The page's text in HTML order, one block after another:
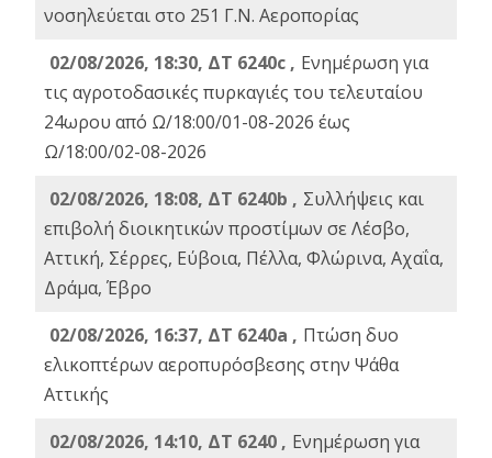
νοσηλεύεται στο 251 Γ.Ν. Αεροπορίας
02/08/2026, 18:30, ΔΤ 6240c , Ενημέρωση για
τις αγροτοδασικές πυρκαγιές του τελευταίου
24ωρου από Ω/18:00/01-08-2026 έως
Ω/18:00/02-08-2026
02/08/2026, 18:08, ΔΤ 6240b , Συλλήψεις και
επιβολή διοικητικών προστίμων σε Λέσβο,
Αττική, Σέρρες, Εύβοια, Πέλλα, Φλώρινα, Αχαΐα,
Δράμα, Έβρο
02/08/2026, 16:37, ΔΤ 6240a , Πτώση δυο
ελικοπτέρων αεροπυρόσβεσης στην Ψάθα
Αττικής
02/08/2026, 14:10, ΔΤ 6240 , Ενημέρωση για